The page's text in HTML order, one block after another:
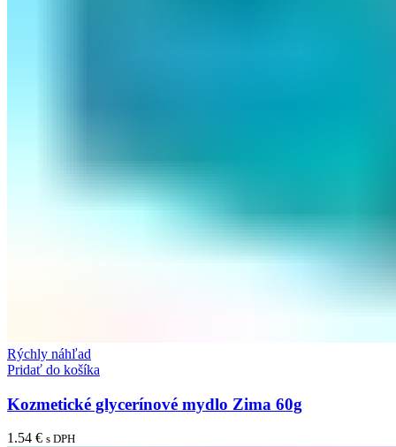
Rýchly náhľad
Pridať do košíka
Kozmetické glycerínové mydlo Zima 60g
1.54 € s DPH